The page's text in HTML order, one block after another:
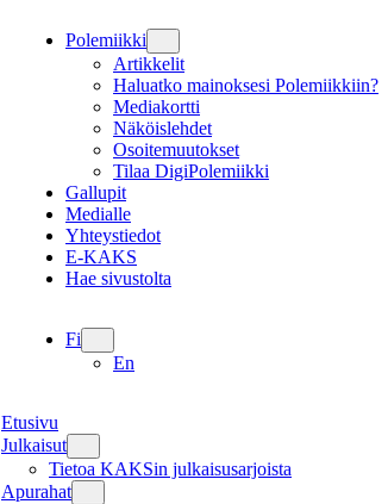
Polemiikki
Artikkelit
Haluatko mainoksesi Polemiikkiin?
Mediakortti
Näköislehdet
Osoitemuutokset
Tilaa DigiPolemiikki
Gallupit
Medialle
Yhteystiedot
E-KAKS
Hae sivustolta
Fi
En
Etusivu
Julkaisut
Tietoa KAKSin julkaisusarjoista
Apurahat